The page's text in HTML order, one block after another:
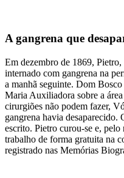
A gangrena que
Em dezembro de 1869,
internado com gangrena na
a manhã seguinte. Dom
Maria Auxiliadora sobre a
cirurgiões não podem fazer,
gangrena havia desaparecido.
escrito. Pietro curou-se e, pelo
trabalho de forma gratuita na
registrado nas Memórias